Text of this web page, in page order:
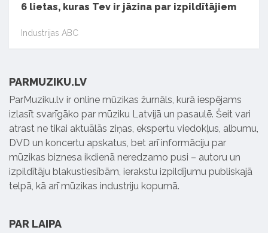
6 lietas, kuras Tev ir jāzina par izpildītājiem
Industrijas ABC
PARMUZIKU.LV
ParMuziku.lv ir online mūzikas žurnāls, kurā iespējams
izlasīt svarīgāko par mūziku Latvijā un pasaulē. Šeit vari
atrast ne tikai aktuālās ziņas, ekspertu viedokļus, albumu,
DVD un koncertu apskatus, bet arī informāciju par
mūzikas biznesa ikdienā neredzamo pusi – autoru un
izpildītāju blakustiesībām, ierakstu izpildījumu publiskajā
telpā, kā arī mūzikas industriju kopumā.
PAR LAIPA